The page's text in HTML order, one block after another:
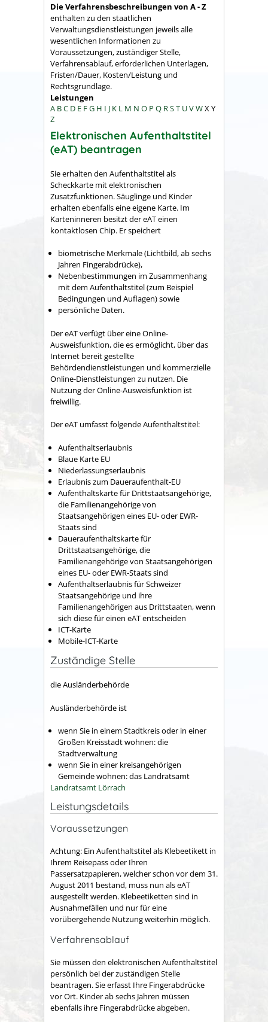
Die Verfahrensbeschreibungen von A - Z
enthalten zu den staatlichen
Verwaltungsdienstleistungen jeweils alle
wesentlichen Informationen zu
Voraussetzungen, zuständiger Stelle,
Verfahrensablauf, erforderlichen Unterlagen,
Fristen/Dauer, Kosten/Leistung und
Rechtsgrundlage.
Leistungen
A BC D E FG H I J K L M N O P Q RST UVWX Y
Z
Elektronischen Aufenthaltstitel
(eAT) beantragen
Sie erhalten den Aufenthaltstitel als
Scheckkarte mit elektronischen
Zusatzfunktionen. Säuglinge und Kinder
erhalten ebenfalls eine eigene Karte. Im
Karteninneren besitzt der eAT einen
kontaktlosen Chip. Er speichert
biometrische Merkmale (Lichtbild, ab sechs
Jahren Fingerabdrücke),
Nebenbestimmungen im Zusammenhang
mit dem Aufenthaltstitel(zum Beispiel
Bedingungen und Auflagen)sowie
persönliche Daten.
Der eAT verfügt über eine Online-
Ausweisfunktion, die es ermöglicht, über das
Internet bereit gestellte
Behördendienstleistungen und kommerzielle
Online-Dienstleistungen zu nutzen. Die
Nutzung der Online-Ausweisfunktion ist
freiwillig.
Der eAT umfasst folgende Aufenthaltstitel:
Aufenthaltserlaubnis
Blaue Karte EU
Niederlassungserlaubnis
Erlaubnis zum Daueraufenthalt-EU
Aufenthaltskarte für Drittstaatsangehörige,
die Familienangehörige von
Staatsangehörigen eines EU- oder EWR-
Staats sind
Daueraufenthaltskarte für
Drittstaatsangehörige, die
Familienangehörige von Staatsangehörigen
eines EU- oder EWR-Staats sind
Aufenthaltserlaubnis für Schweizer
Staatsangehörige und ihre
Familienangehörigen aus Drittstaaten, wenn
sich diese für einen eAT entscheiden
ICT-Karte
Mobile-ICT-Karte
Zuständige Stelle
die Ausländerbehörde
Ausländerbehörde ist
wenn Sie in einem Stadtkreis oder in einer
Großen Kreisstadt wohnen: die
Stadtverwaltung
wenn Sie in einer kreisangehörigen
Gemeinde wohnen: das Landratsamt
Landratsamt Lörrach
Leistungsdetails
Voraussetzungen
Achtung: Ein Aufenthaltstitel als Klebeetikett in
Ihrem Reisepass oder Ihren
Passersatzpapieren, welcher schon vor dem 31.
August 2011 bestand, muss nun als eAT
ausgestellt werden. Klebeetiketten sind in
Ausnahmefällen und nur für eine
vorübergehende Nutzung weiterhin möglich.
Verfahrensablauf
Sie müssen den elektronischen Aufenthaltstitel
persönlich bei der zuständigen Stelle
beantragen. Sie erfasst Ihre Fingerabdrücke
vor Ort. Kinder ab sechs Jahren müssen
ebenfalls ihre Fingerabdrücke abgeben.